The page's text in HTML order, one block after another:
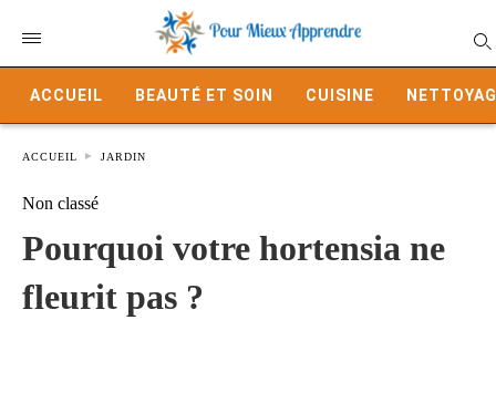
ACCUEIL BEAUTÉ ET SOIN CUISINE
ACCUEIL JARDIN
Non classé
Pourquoi votre hortensia ne
fleurit pas ?